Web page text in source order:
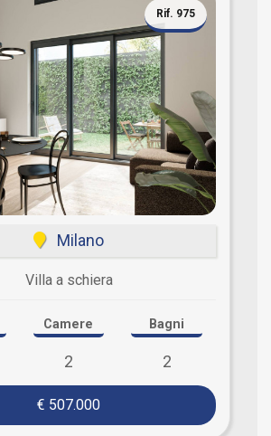
Rif. 975
Milano
Villa a schiera
Camere
2
Bagni
2
€ 507.000